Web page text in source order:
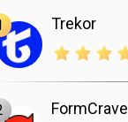
Trekor
FormCrave